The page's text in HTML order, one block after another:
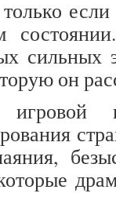
сильных
он
игровой